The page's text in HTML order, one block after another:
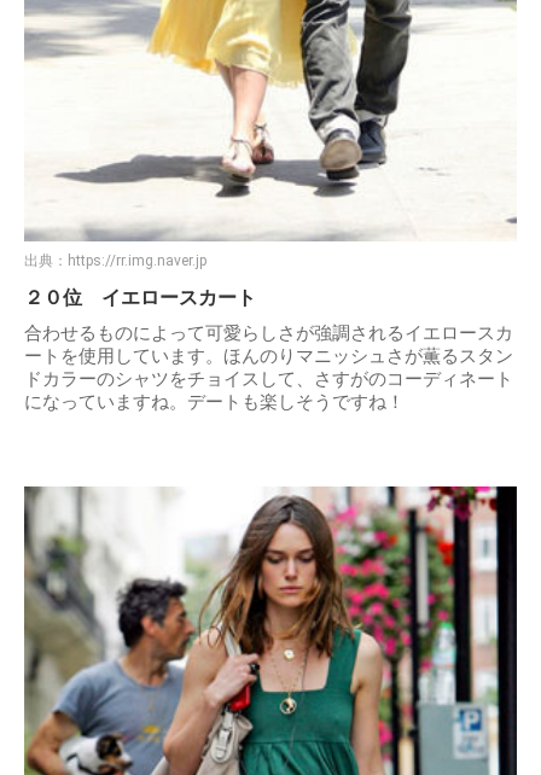
出典： https://rr.img.naver.jp
２０位 イエロースカート
合わせるものによって可愛らしさが強調されるイエロースカ
ートを使用しています。ほんのりマニッシュさが薫るスタン
ドカラーのシャツをチョイスして、さすがのコーディネート
になっていますね。デートも楽しそうですね！